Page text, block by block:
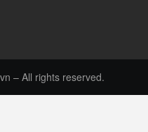
– All rights reserved.